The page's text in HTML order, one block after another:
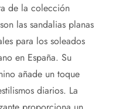
de la colección
las sandalias planas
para los soleados
en España. Su
añade un toque
diarios. La